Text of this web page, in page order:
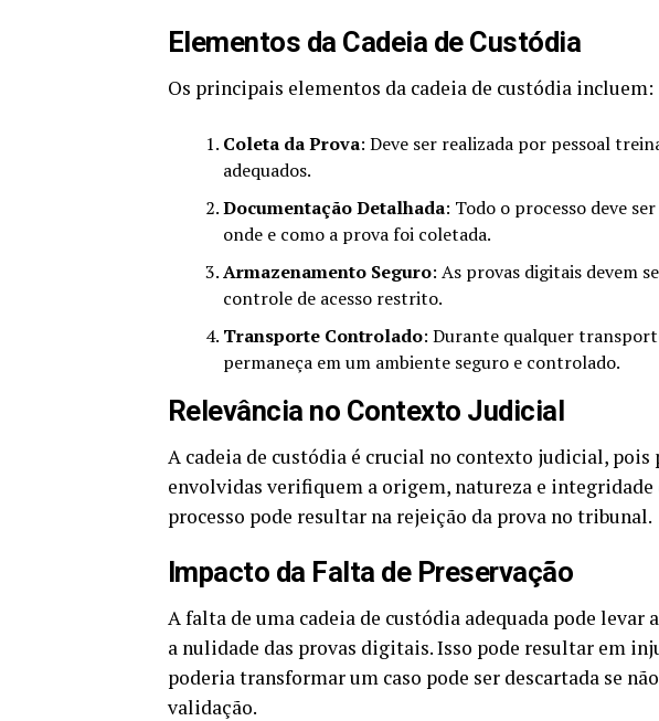
Elementos da Cadeia de Custódia
Os principais elementos da cadeia de custódia incluem:
Coleta da Prova: Deve ser realizada por pessoal
adequados.
Documentação Detalhada: Todo o processo deve
onde e como a prova foi coletada.
Armazenamento Seguro: As provas digitais devem
controle de acesso restrito.
Transporte Controlado: Durante qualquer
permaneça em um ambiente seguro e controlado.
Relevância no Contexto Judicial
A cadeia de custódia é crucial no contexto judicial, pois
envolvidas verifiquem a origem, natureza e integridade
processo pode resultar na rejeição da prova no tribunal.
Impacto da Falta de Preservação
A falta de uma cadeia de custódia adequada pode levar a
a nulidade das provas digitais. Isso pode resultar em
poderia transformar um caso pode ser descartada se
validação.